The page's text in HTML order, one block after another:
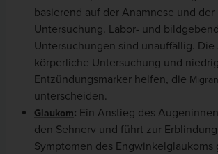
basierend auf der Anamnese und
Untersuchung. Labor- und
Untersuchungen sind unauffällig. Die
körperliche Untersuchung und
Entzündungsmarker helfen, die
unterscheiden.
Glaukom: Ein Anstieg des
den Sehnerv und führt zur
Symptomen des Engwinkelglaukoms